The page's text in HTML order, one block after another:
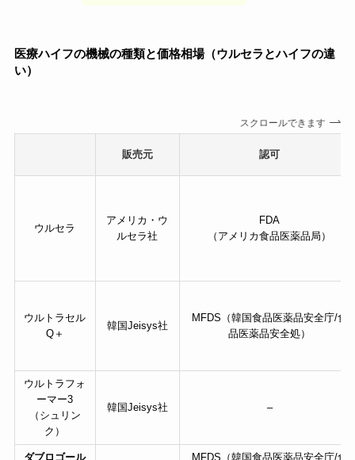
医療ハイフの機械の種類と価格相場（ウルセラとハイフの違
い）
スクロールできます
販売元 認可
ウルセラ
アメリカ・ウ
ルセラ社
FDA
（アメリカ食品医薬品局）
ウルトラセル
Q＋
韓国Jeisys社
MFDS（韓国食品医薬品安全庁/食
品医薬品安全処）
ウルトラフォ
ーマー3
（シュリン
ク）
韓国Jeisys社 –